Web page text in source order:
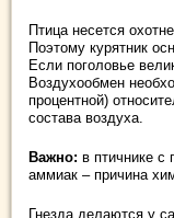
Птица несется
Поэтому курятник
Если поголовье
Воздухообмен
процентной)
состава воздуха.
Важно: в птичнике с
аммиак – причина
Гнезда делаются у